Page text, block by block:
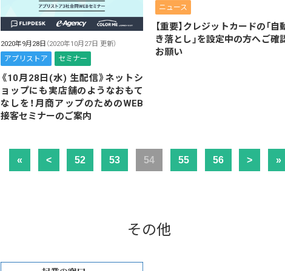
2020年9月28日 （2020年10月27日 更新）
アプリストア セミナー
《10月28日(水) 生配信》ネットシ
ョップにも実店舗のようなおもて
なしを！月商アップのためのWEB
接客セミナーのご案内
ニュース
【重要】クレジットカードの「自
き落とし」を設定中の方へご確
お願い
« < 52 53 54 55 56 > »
その他